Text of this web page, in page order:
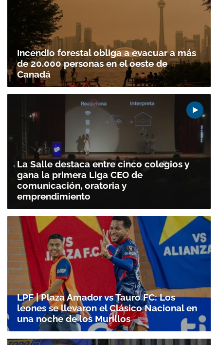
Gracias por suscribirte a nuestro boletín.
ACEPTAR
Incendio forestal obliga a evacuar a más
de 20.000 personas en el oeste de
Canadá
La Salle destaca entre cinco colegios y
gana la primera Liga CEO de
comunicación, oratoria y
emprendimiento
LPF | Plaza Amador vs Tauro FC: Los
leones se llevaron el Clásico Nacional en
una noche de los Murillos